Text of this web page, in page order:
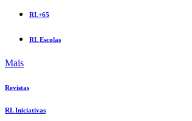
RL+65
RL Escolas
Mais
Revistas
RL Iniciativas